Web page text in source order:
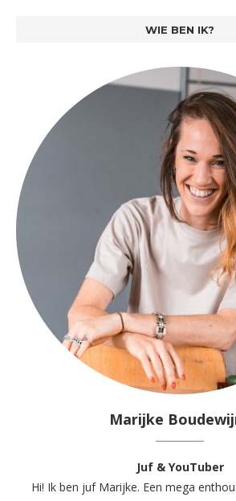
WIE BEN IK?
Marijke
Juf & YouTuber
Hi! Ik ben juf Marijke. Een mega